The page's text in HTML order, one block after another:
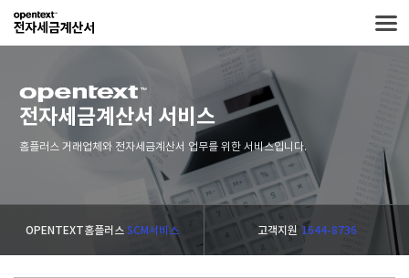
전자세금계산서 서비스
홈플러스 거래업체와 전자세금계산서 업무를 위한 서비스입니다.
OPENTEXT홈플러스 SCM서비스 고객지원 1644-8736